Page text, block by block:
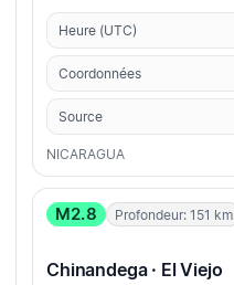
Heure (UTC)
Coordonnées
Source
NICARAGUA
M2.8 Profondeur: 151 km
Chinandega · El Viejo